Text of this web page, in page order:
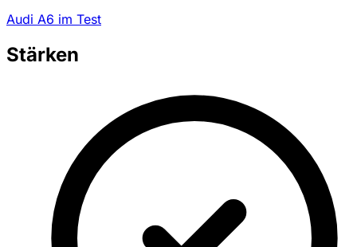
Audi A6 im Test
Stärken